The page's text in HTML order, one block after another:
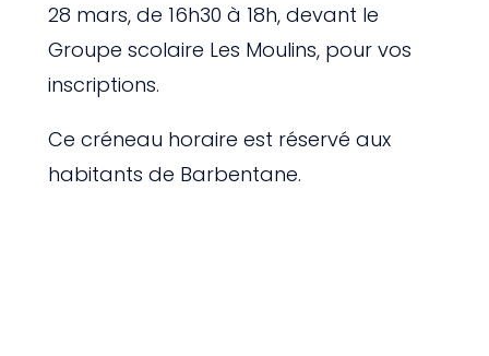
28 mars, de 16h30 à 18h, devant le
Groupe scolaire Les Moulins, pour vos
inscriptions.
Ce créneau horaire est réservé aux
habitants de Barbentane.